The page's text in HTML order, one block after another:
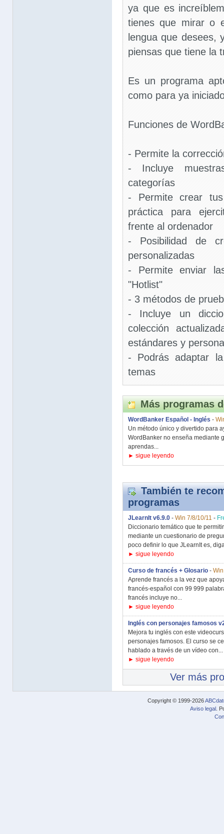
ya que es
tienes que mirar o
lengua que desees,
piensas que tiene la
Es un programa
como para ya
Funciones de
- Permite la
- Incluye
categorías
- Permite crear
práctica para
frente al ordenador
- Posibilidad de
personalizadas
- Permite enviar
"Hotlist"
- 3 métodos de
- Incluye un
colección
estándares y
- Podrás adaptar
temas
Más programas
WordBanker Español - Inglés -
Un método único y divertido para
WordBanker no enseña mediante
aprendas...
► sigue leyendo
También te
programas
JLearnIt v6.9.0 - Win 7/8/10/11 -
Diccionario temático que te
mediante un cuestionario de
poco definir lo que JLearnIt es,
► sigue leyendo
Curso de francés + Glosario -
Aprende francés a la vez que
francés-español con 99 999
francés incluye no...
► sigue leyendo
Inglés con personajes famosos
Mejora tu inglés con este
personajes famosos. El curso se
hablado a través de un vídeo con...
► sigue leyendo
Ver más
Copyright © 1999-2026
Aviso legal .